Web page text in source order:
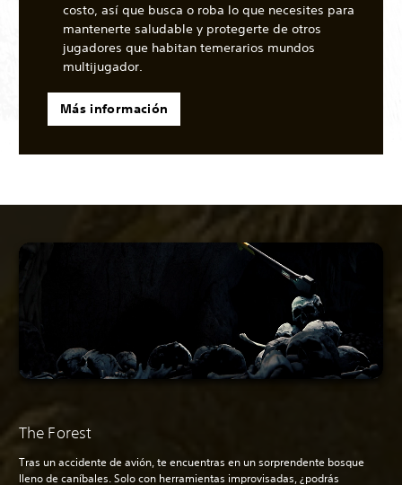
costo, así que busca o roba lo que necesites para
mantenerte saludable y protegerte de otros
jugadores que habitan temerarios mundos
multijugador.
Más información
The Forest
Tras un accidente de avión, te encuentras en un sorprendente bosque
lleno de caníbales. Solo con herramientas improvisadas, ¿podrás